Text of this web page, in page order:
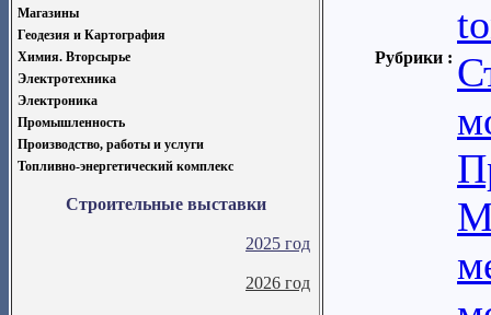
Магазины
Геодезия и Картография
Химия. Вторсырье
Электротехника
Электроника
Промышленность
Производство, работы и услуги
Топливно-энергетический комплекс
Строительные выставки
2025 год
2026 год
Рубрики :